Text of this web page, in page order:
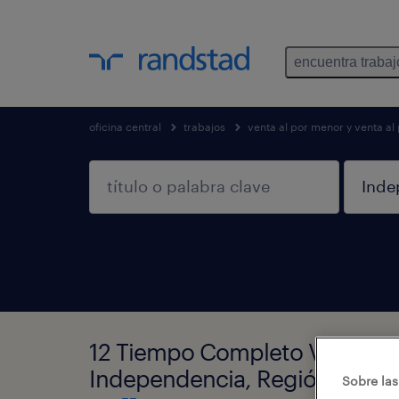
encuentra
oficina central trabajos venta al por menor y venta al
12 Tiempo Completo Venta
Independencia, Región
Sobre